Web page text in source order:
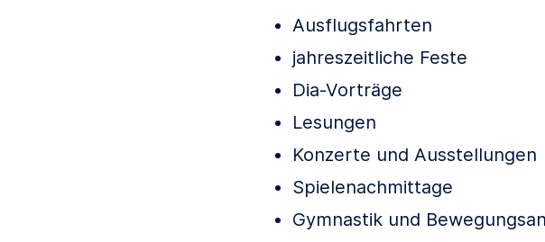
Ausflugsfahrten
jahreszeitliche Feste
Dia-Vorträge
Lesungen
Konzerte und Ausstellungen
Spielenachmittage
Gymnastik und